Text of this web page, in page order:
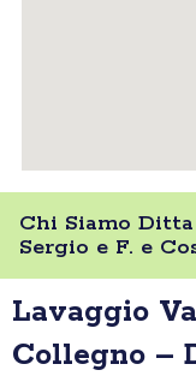
Chi Siamo
Sergio e F. e
Lavaggio
Collegno –